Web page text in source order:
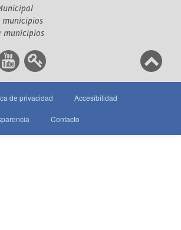
municipios
municipios
de privacidad Accesibilidad
Contacto